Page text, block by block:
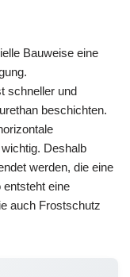
Bauweise eine
schneller und
beschichten.
Deshalb
werden, die eine
entsteht eine
auch Frostschutz